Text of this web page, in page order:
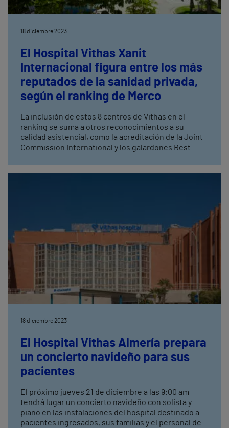
18 diciembre 2023
El Hospital Vithas Xanit
Internacional figura entre los más
reputados de la sanidad privada,
según el ranking de Merco
La inclusión de estos 8 centros de Vithas en el
ranking se suma a otros reconocimientos a su
calidad asistencial, como la acreditación de la Joint
Commission International y los galardones Best
Xanit Internacional, Vithas Almería, Vithas Castellón,
Vithas Vigo y los hospitales universitarios Vithas
Madrid La Milagrosa y Vithas Madrid Arturo Soria.
18 diciembre 2023
El Hospital Vithas Almería prepara
un concierto navideño para sus
pacientes
El próximo jueves 21 de diciembre a las 9:00 am
tendrá lugar un concierto navideño con solista y
piano en las instalaciones del hospital destinado a
pacientes ingresados, sus familias y el personal del